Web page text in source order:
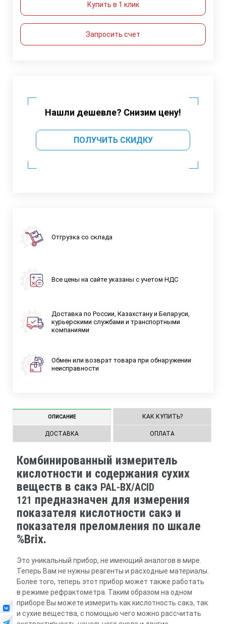
Купить в 1 клик
Запросить счет
Нашли дешевле? Снизим цену!
ПОЛУЧИТЬ СКИДКУ
Отгрузка со склада
Все цены на сайте указаны с учетом НДС
Доставка по России, Казахстану и Беларуси,
курьерскими службами и транспортными
компаниями
Обмен или возврат товара при обнаружении
неисправности
ОПИСАНИЕ КАК КУПИТЬ?
ДОСТАВКА ОПЛАТА
Комбинированный измеритель
кислотности и содержания сухих
веществ в сакэ PAL-BX/ACID
121 предназначен для измерения
показателя кислотности сакэ и
показателя преломления по шкале
%Brix.
Это уникальный прибор, не имеющий аналогов в мире.
Теперь Вам не нужны реагенты и расходные материалы.
Более того, теперь этот прибор может также работать
в режиме рефрактометра. Таким образом на одном
приборе Вы можете измерить как кислотность сакэ, так
и сухие вещества, с помощью чего можно рассчитать